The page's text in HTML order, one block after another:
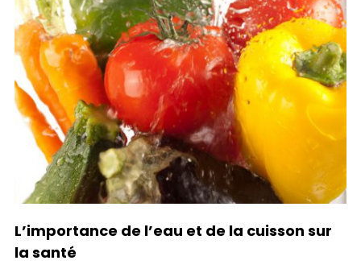
L’importance de l’eau et de la cuisson sur
la santé